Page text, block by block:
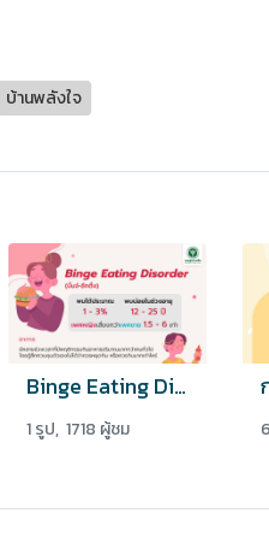
บ้านพลังใจ
Binge Eating Disorder พฤติกรรมการกินอาหารมากผิดปกติ
1 รูป, 1718 ผู้ชม